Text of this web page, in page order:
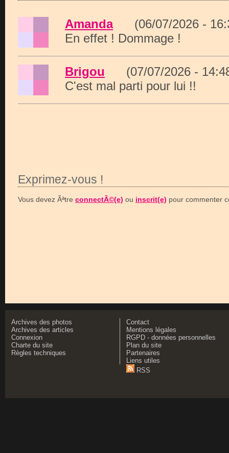
Amanda(06/07/2026 -
En effet ! Dommage !
Brigou (07/07/2026 -
C'est mal parti pour lui !!
Exprimez-vous !
Vous devez Ãªtre connectÃ©(e) ou inscrit(e) pour commenter
Archives des photos
Archives des articles
Connexion
Charte du site
Règles techniques
Contact
Mentions légales
RGPD - données personnelles
Plan du site
Partenaires
Liens utiles
RSS